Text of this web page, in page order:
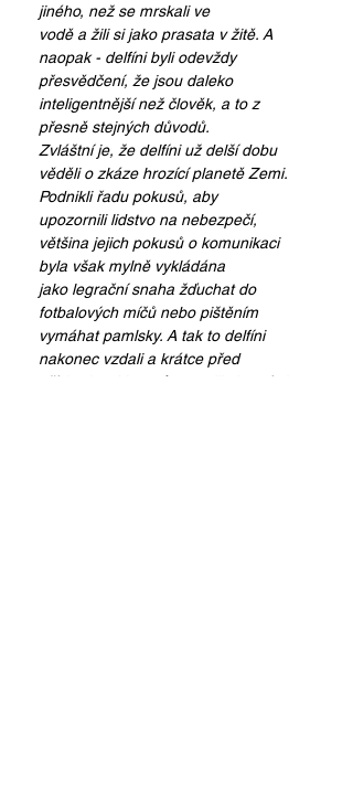
jiného, než se mrskali ve
vodě a žili si jako prasata v žitě. A
naopak - delfíni byli odevždy
přesvědčení, že jsou daleko
inteligentnější než člověk, a to z
přesně stejných důvodů.
Zvláštní je, že delfíni už delší dobu
věděli o zkáze hrozící planetě Zemi.
Podnikli řadu pokusů, aby
upozornili lidstvo na nebezpečí,
většina jejich pokusů o komunikaci
byla však mylně vykládána
jako legrační snaha žďuchat do
fotbalových míčů nebo pištěním
vymáhat pamlsky. A tak to delfíni
nakonec vzdali a krátce před
příchodem Vogonů opustili vlastními